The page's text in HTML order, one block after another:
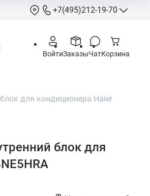
+7(495)212-19-70
info@hcstore.ru
Выходные:
шоссе 130, корп.
ВойтиЗаказыЧатКорзина
для кондиционера Haier
блок для